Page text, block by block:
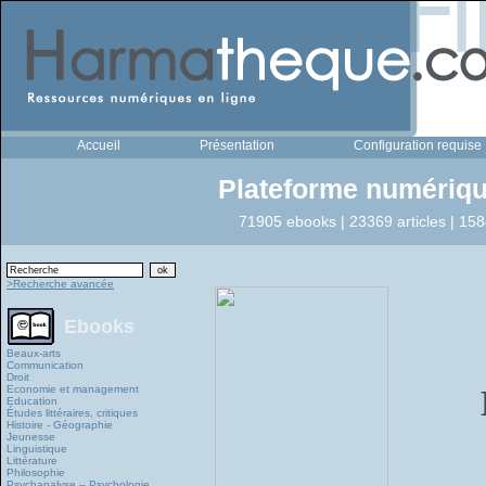
Accueil Présentation Configuration requise
Plateforme
71905 ebooks | 23369 articles |
>Recherche avancée
Ebooks
Beaux-arts
Communication
Droit
Economie et management
Education
Études littéraires, critiques
Histoire - Géographie
Jeunesse
Linguistique
Littérature
Philosophie